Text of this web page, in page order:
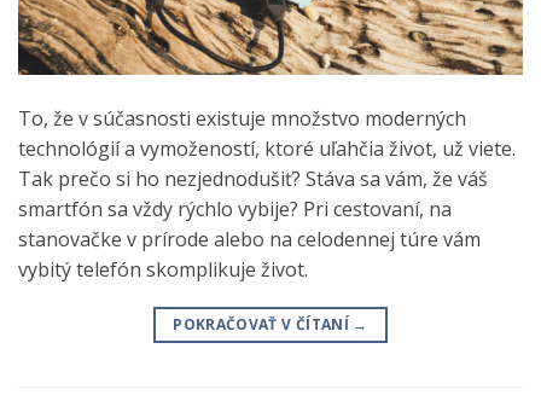
To, že v súčasnosti existuje množstvo moderných
technológií a vymožeností, ktoré uľahčia život, už viete.
Tak prečo si ho nezjednodušiť? Stáva sa vám, že váš
smartfón sa vždy rýchlo vybije? Pri cestovaní, na
stanovačke v prírode alebo na celodennej túre vám
vybitý telefón skomplikuje život.
POKRAČOVAŤ V ČÍTANÍ →